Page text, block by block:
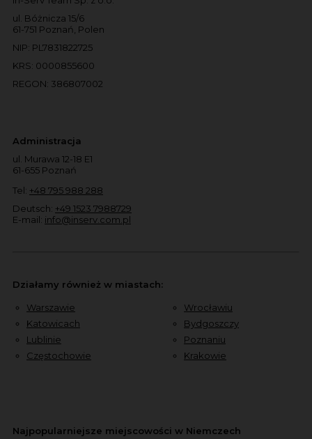
ul. Bóżnicza 15/6
61-751 Poznań, Polen
NIP: PL7831822725
KRS: 0000855600
REGON: 386807002
Administracja
ul. Murawa 12-18 E1
61-655 Poznań
Tel: +48 795 988 288
Deutsch: +49 1523 7988729
E-mail: info@inserv.com.pl
Działamy również w miastach:
Warszawie
Katowicach
Lublinie
Częstochowie
Wrocławiu
Bydgoszczy
Poznaniu
Krakowie
Najpopularniejsze miejscowości w Niemczech